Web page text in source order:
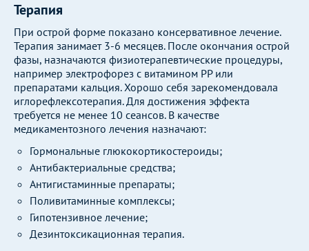
Терапия
При острой форме показано консервативное лечение.
Терапия занимает 3-6 месяцев. После окончания острой
фазы, назначаются физиотерапевтические процедуры,
например электрофорез с витамином РР или
препаратами кальция. Хорошо себя зарекомендовала
иглорефлексотерапия. Для достижения эффекта
требуется не менее 10 сеансов. В качестве
медикаментозного лечения назначают:
Гормональные глюкокортикостероиды;
Антибактериальные средства;
Антигистаминные препараты;
Поливитаминные комплексы;
Гипотензивное лечение;
Дезинтоксикационная терапия.